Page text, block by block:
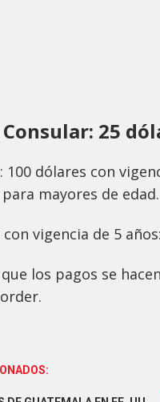
25
100 dólares con
mayores de edad.
vigencia de 5
los pagos se